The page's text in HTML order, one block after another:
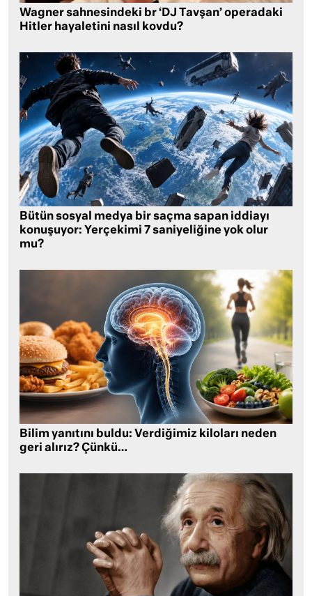
Wagner sahnesindeki br ‘DJ Tavşan’ operadaki
Hitler hayaletini nasıl kovdu?
Bütün sosyal medya bir saçma sapan iddiayı
konuşuyor: Yerçekimi 7 saniyeliğine yok olur
mu?
Bilim yanıtını buldu: Verdiğimiz kiloları neden
geri alırız? Çünkü…